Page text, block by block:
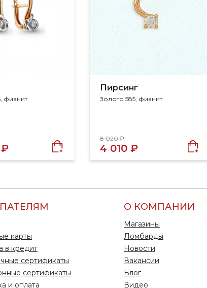
фианит
₽
Пирсинг
Золото 585, фианит
8 020 ₽
4 010 ₽
карты
в кредит
сертификаты
сертификаты
и оплата
О КОМПАНИИ
Магазины
Ломбарды
Новости
Вакансии
Блог
Видео